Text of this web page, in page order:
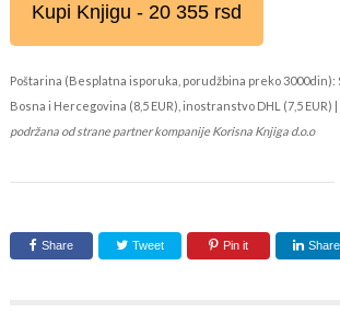
Kupi Knjigu - 20 355 rsd
Poštarina (Besplatna isporuka, porudžbina preko 3000din):
Bosna i Hercegovina (8,5 EUR), inostranstvo DHL (7,5 EUR) |
podržana od strane partner kompanije Korisna Knjiga d.o.o
Share Tweet Pin it Share